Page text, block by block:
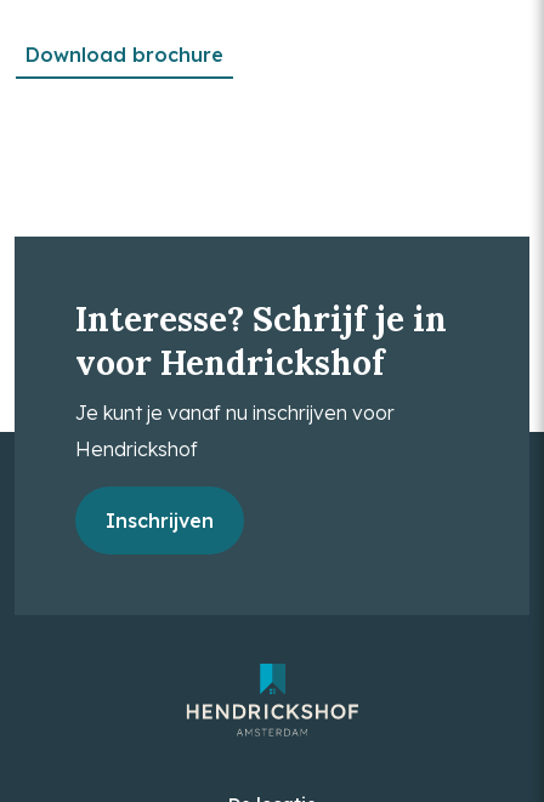
Download brochure
Interesse? Schrijf je in
voor Hendrickshof
Je kunt je vanaf nu inschrijven voor
Hendrickshof
Inschrijven